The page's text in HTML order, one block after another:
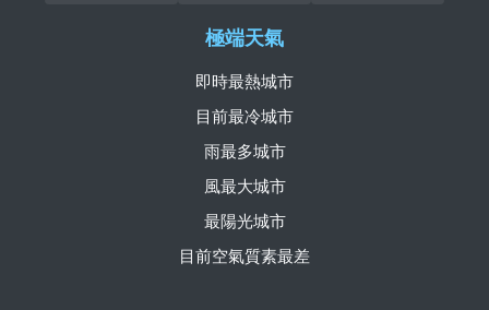
極端天氣
即時最熱城市
目前最冷城市
雨最多城市
風最大城市
最陽光城市
目前空氣質素最差